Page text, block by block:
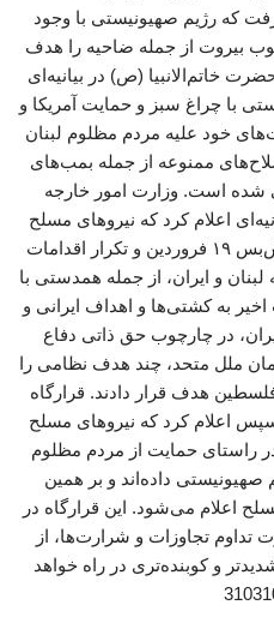
که رژیم صهیونیستی با وجود
بیروت از جمله ضاحیه را هدف
خاتم‌الانبیا (ص) در بیانیه‌ای
با چراغ سبز و حمایت آمریکا و
خود علیه مردم مظلوم لبنان
ممنوعه از جمله بمب‌های
شده است. وزارت امور خارجه
اعلام کرد که نیروهای مسلح
کشورمان، پس از نقض مکرر آتش‌بس ۱۹ فروردین و تکرار اقدامات
لبنان و ایران، از جمله همدستی با
به کشتی‌ها و اهداف ایرانی و
در چارچوب حق ذاتی دفاع
منشور سازمان ملل متحد، چند هدف نظامی را
هدف قرار دادند. قرارگاه
اعلام کرد که نیروهای مسلح
راستای حمایت از مردم مظلوم
صهیونیستی داده‌اند و بر همین
اعلام می‌شود. این قرارگاه در
تجاوزات و شرارت‌ها، از
و کوبنده‌تری در راه خواهد